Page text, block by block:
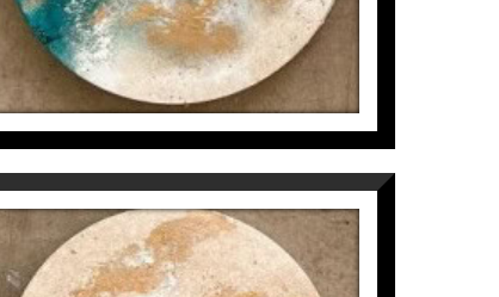
MICROCOSMOS IN CIRCLE